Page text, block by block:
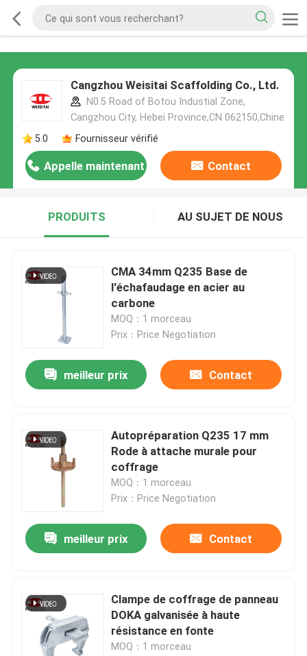
Cangzhou Weisitai Scaffolding Co., Ltd.
N0.5 Road of Botou Industial Zone,
Cangzhou City, Hebei Province,CN 062150,Chine
5.0
Fournisseur vérifié
Appelle maintenant Contact
PRODUITS AU SUJET DE NOUS
CMA 34mm Q235 Base de
l'échafaudage en acier au
carbone
MOQ：1 morceau
Prix：Price Negotiation
meilleur prix Contact
Autopréparation Q235 17 mm
Rode à attache murale pour
coffrage
MOQ：1 morceau
Prix：Price Negotiation
meilleur prix Contact
Clampe de coffrage de panneau
DOKA galvanisée à haute
résistance en fonte
MOQ：1 morceau